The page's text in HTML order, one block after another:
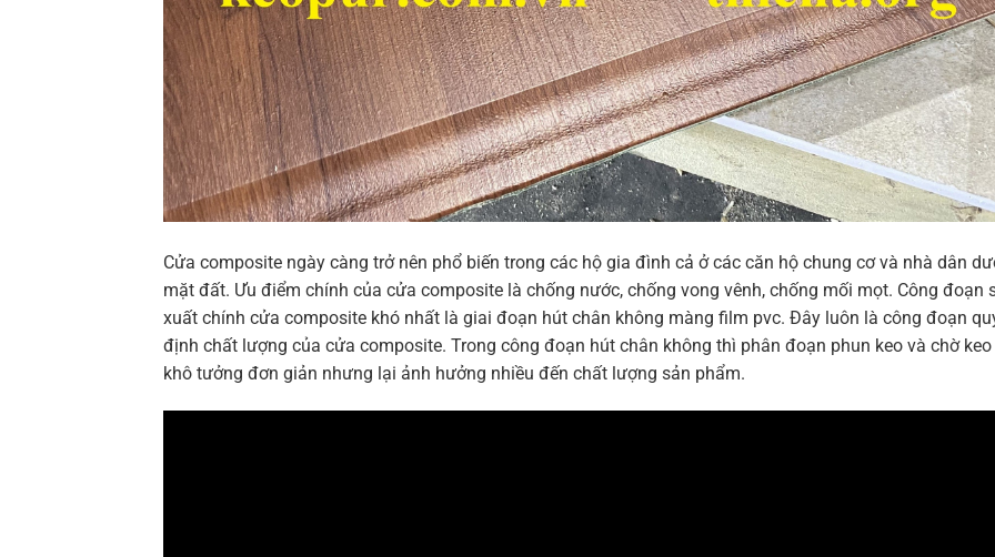
Cửa composite ngày càng trở nên phổ biến trong các hộ gia đình cả ở các căn hộ chung cơ và nhà dân
mặt đất. Ưu điểm chính của cửa composite là chống nước, chống vong vênh, chống mối mọt. Công đoạn
xuất chính cửa composite khó nhất là giai đoạn hút chân không màng film pvc. Đây luôn là công đoạn
định chất lượng của cửa composite. Trong công đoạn hút chân không thì phân đoạn phun keo và chờ keo
khô tưởng đơn giản nhưng lại ảnh hưởng nhiều đến chất lượng sản phẩm.